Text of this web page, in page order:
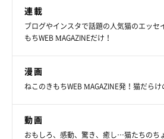
連載
ブログやインスタで話題の人気猫のエッセ
もちWEB MAGAZINEだけ！
漫画
ねこのきもちWEB MAGAZINE発！猫だら
動画
おもしろ、感動、驚き、癒し…猫たちのち